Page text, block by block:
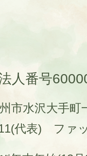
人番号
市水沢大手町
代表)
ファ